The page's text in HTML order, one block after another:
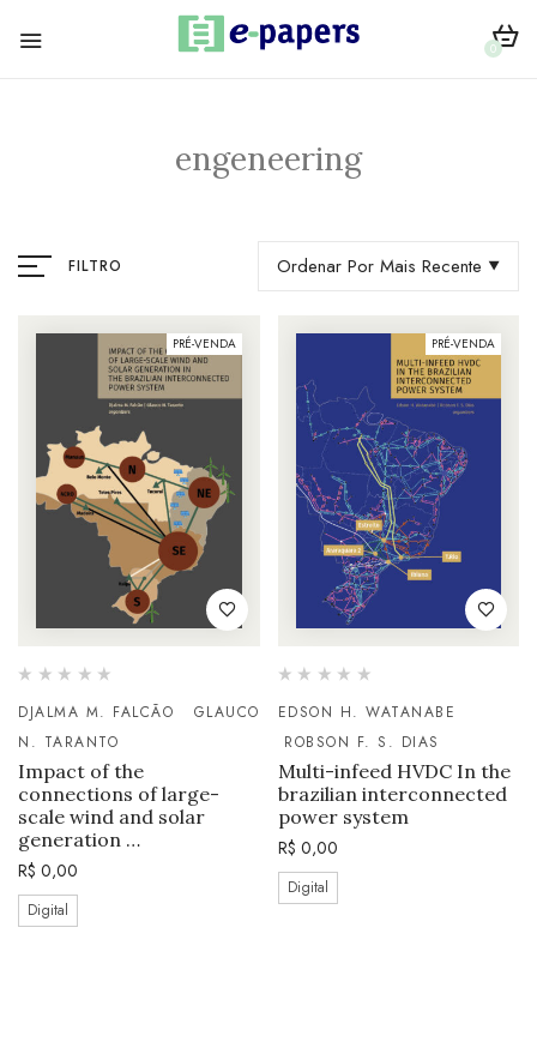
0
engeneering
FILTRO Ordenar Por Mais Recente
PRÉ-VENDA
DJALMA M. FALCÃO
GLAUCO
N. TARANTO
Impact of the
connections of large-
scale wind and solar
generation …
R$ 0,00
Digital
PRÉ-VENDA
EDSON H. WATANABE
ROBSON F. S. DIAS
Multi-infeed HVDC In the
brazilian interconnected
power system
R$ 0,00
Digital